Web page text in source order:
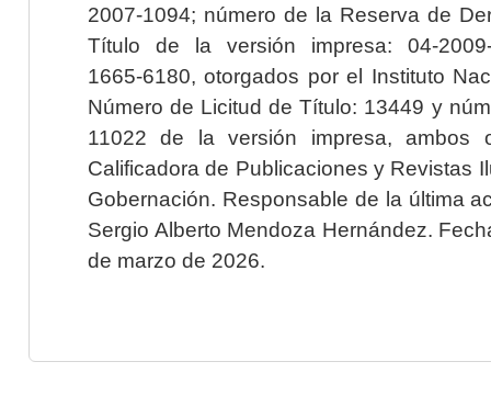
2007-1094; número de la Reserva de
Título de la versión impresa: 04-2009-
1665-6180, otorgados por el Instituto
Número de Licitud de Título: 13449 y
11022 de la versión impresa, ambos
Calificadora de Publicaciones y Revistas
Gobernación. Responsable de la última
Sergio Alberto Mendoza Hernández.
de marzo de 2026.